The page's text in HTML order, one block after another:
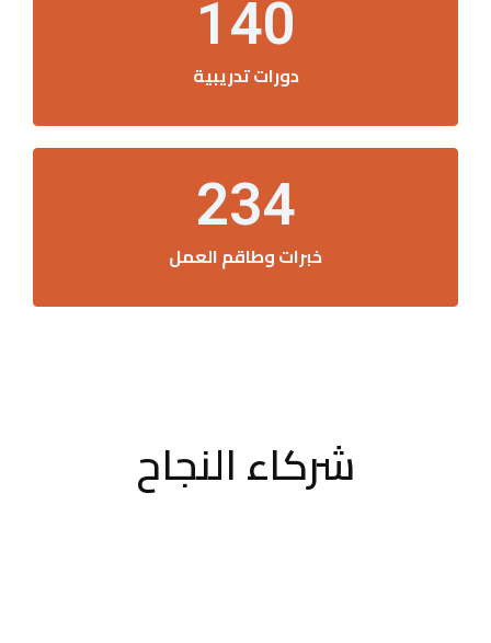
دورات تدريبية
140
خبرات وطاقم العمل
234
شركاء النجاح